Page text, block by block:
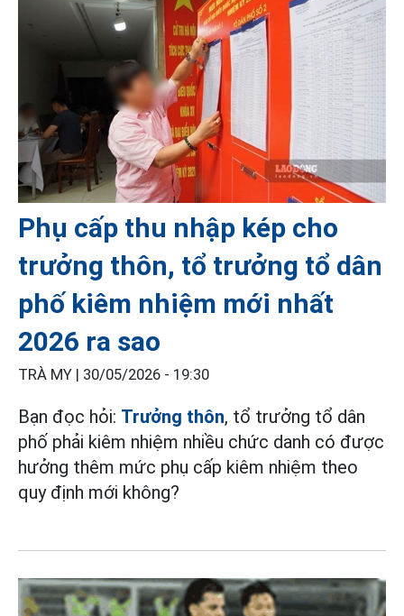
Phụ cấp thu nhập kép cho
trưởng thôn, tổ trưởng tổ dân
phố kiêm nhiệm mới nhất
2026 ra sao
TRÀ MY | 30/05/2026 - 19:30
Bạn đọc hỏi: Trưởng thôn, tổ trưởng tổ dân
phố phải kiêm nhiệm nhiều chức danh có được
hưởng thêm mức phụ cấp kiêm nhiệm theo
quy định mới không?